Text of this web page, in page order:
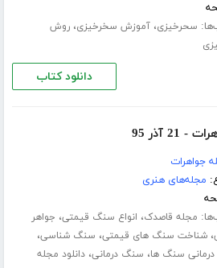
سحرخیزی،آموزش سخرخیزی،روش
دانلود کتاب
آذر 95
جواهرات
مجله‌های هنری
مجله قاصدک، انواع سنگ قیمتی، جواهر
،شناخت سنگ های قیمتی، سنگ شناسی،
سنگ ها، سنگ درمانی،دانلود مجله